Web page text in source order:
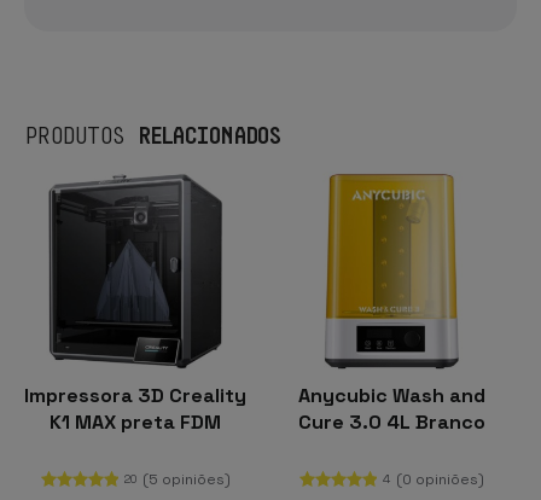
PRODUTOS RELACIONADOS
Impressora 3D Creality
K1 MAX preta FDM
20 (5 opiniões)
Anycubic Wash and
Cure 3.0 4L Branco
4 (0 opiniões)